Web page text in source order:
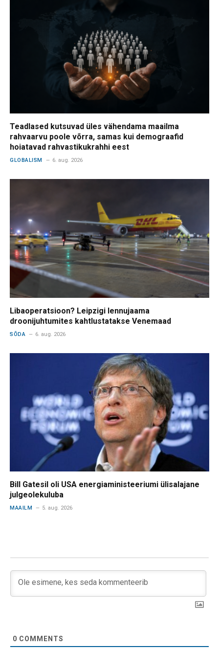
Teadlased kutsuvad üles vähendama maailma
rahvaarvu poole võrra, samas kui demograafid
hoiatavad rahvastikukrahhi eest
GLOBALISM 6. aug. 2026
Libaoperatsioon? Leipzigi lennujaama
droonijuhtumites kahtlustatakse Venemaad
SÕDA 6. aug. 2026
Bill Gatesil oli USA energiaministeeriumi ülisalajane
julgeolekuluba
MAAILM 5. aug. 2026
0 COMMENTS